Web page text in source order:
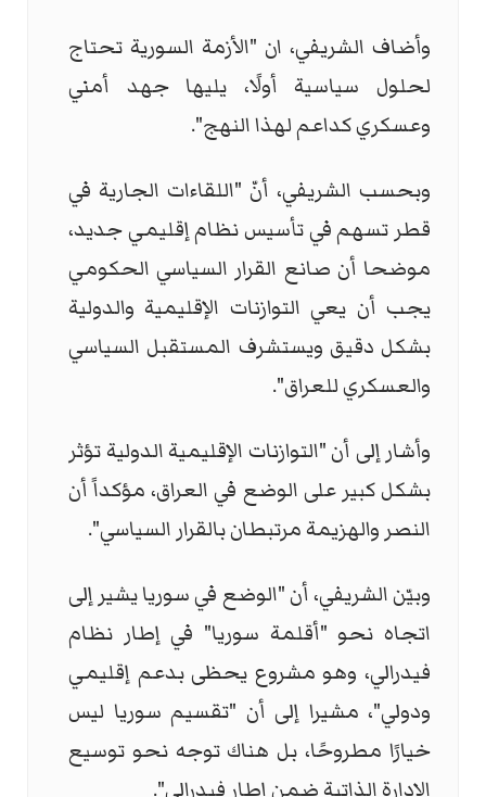
وأضاف الشريفي، ان "الأزمة السورية تحتاج
لحلول سياسية أولًا، يليها جهد أمني
وعسكري كداعم لهذا النهج".
وبحسب الشريفي، أنّ "اللقاءات الجارية في
قطر تسهم في تأسيس نظام إقليمي جديد،
موضحا أن صانع القرار السياسي الحكومي
يجب أن يعي التوازنات الإقليمية والدولية
بشكل دقيق ويستشرف المستقبل السياسي
والعسكري للعراق".
وأشار إلى أن "التوازنات الإقليمية الدولية تؤثر
بشكل كبير على الوضع في العراق، مؤكداً أن
النصر والهزيمة مرتبطان بالقرار السياسي".
وبيّن الشريفي، أن "الوضع في سوريا يشير إلى
اتجاه نحو "أقلمة سوريا" في إطار نظام
فيدرالي، وهو مشروع يحظى بدعم إقليمي
ودولي"، مشيرا إلى أن "تقسيم سوريا ليس
خيارًا مطروحًا، بل هناك توجه نحو توسيع
الإدارة الذاتية ضمن إطار فيدرالي".